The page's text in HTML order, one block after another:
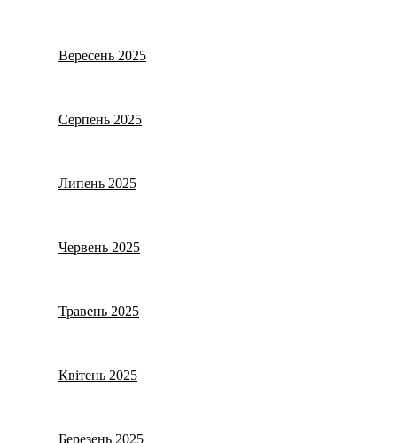
Вересень 2025
Серпень 2025
Липень 2025
Червень 2025
Травень 2025
Квітень 2025
Березень 2025